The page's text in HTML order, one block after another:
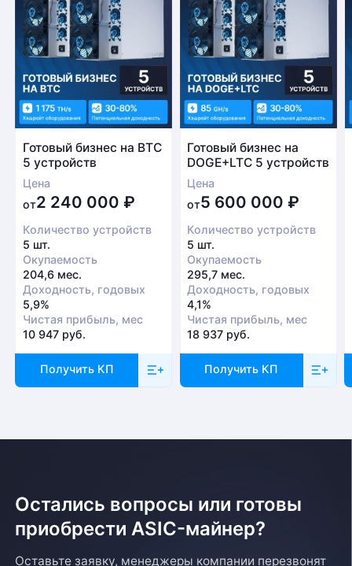
Готовый бизнес на BTC
5 устройств
Цена
от2 240 000 ₽
Количество устройств
5 шт.
Окупаемость
204,6 мес.
Доходность, годовых
5,9%
Чистая прибыль, мес
10 947 руб.
Получить КП
Готовый бизнес на
DOGE+LTC 5 устройств
Цена
от5 600 000₽
Количество устройств
5 шт.
Окупаемость
295,7 мес.
Доходность, годовых
4,1%
Чистая прибыль, мес
18 937 руб.
Получить КП
Остались вопросы или готовы
приобрести ASIC-майнер?
Оставьте заявку, менеджеры компании перезвонят